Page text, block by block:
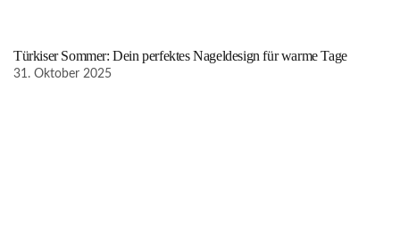
Türkiser Sommer: Dein perfektes Nageldesign für warme Tage
31. Oktober 2025